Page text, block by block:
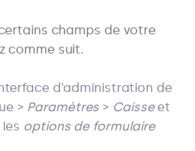
champs de votre
comme suit.
d'administration de
> Paramètres > Caisseet
options de formulaire